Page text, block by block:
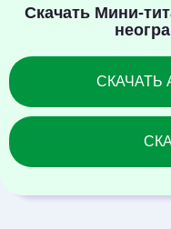
Скачать Мини-
СКАЧАТЬ